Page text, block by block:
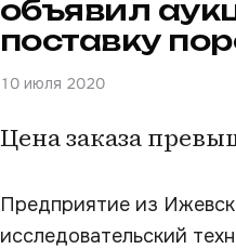
объявил
поставку
10 июля 2020
Цена заказа
Предприятие из
исследовательский